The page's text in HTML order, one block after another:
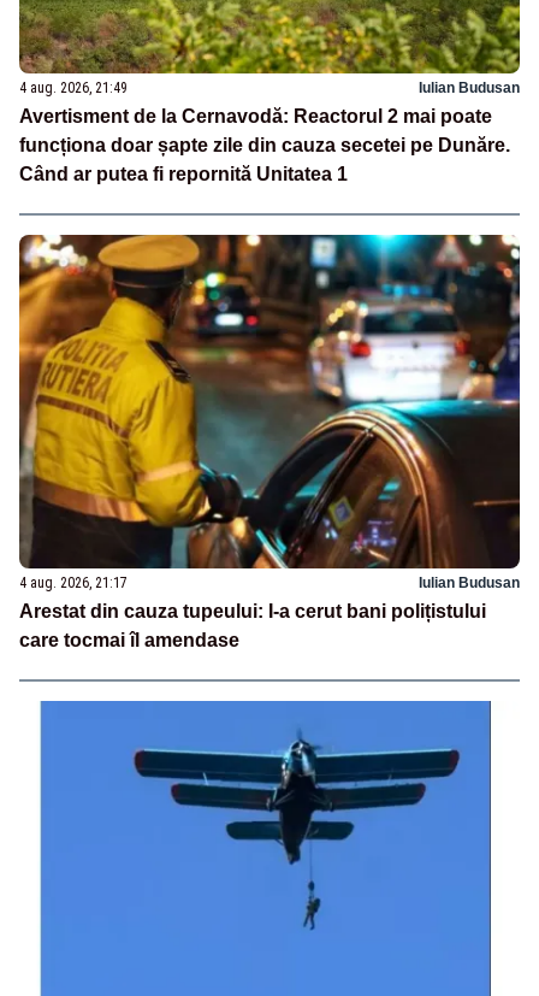
4 aug. 2026, 21:49 Iulian Budusan
Avertisment de la Cernavodă: Reactorul 2 mai poate
funcționa doar șapte zile din cauza secetei pe Dunăre.
Când ar putea fi repornită Unitatea 1
4 aug. 2026, 21:17 Iulian Budusan
Arestat din cauza tupeului: I-a cerut bani polițistului
care tocmai îl amendase